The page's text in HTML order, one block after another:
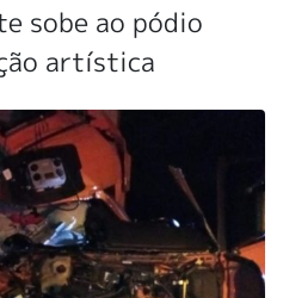
sobe ao pódio
artística